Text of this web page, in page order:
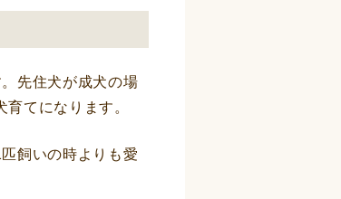
先住犬が成犬の場
てになります。
飼いの時よりも愛